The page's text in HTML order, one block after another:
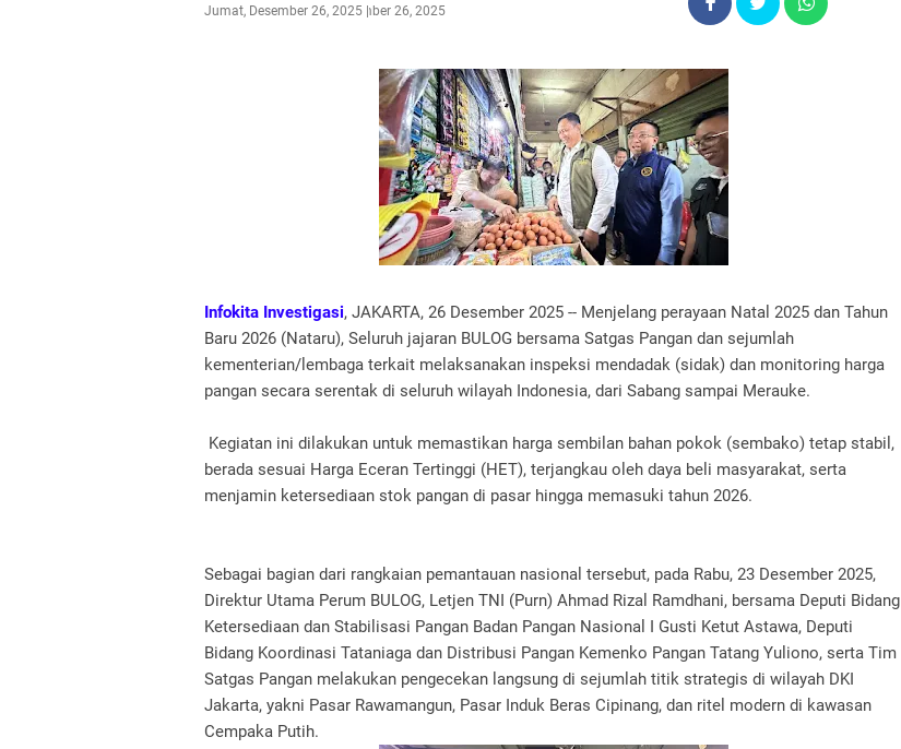
Jumat, Desember 26, 2025Desember 26, 2025
Infokita Investigasi, JAKARTA, 26 Desember 2025 -- Menjelang perayaan Natal 2025 dan Tahun
Baru 2026 (Nataru), Seluruh jajaran BULOG bersama Satgas Pangan dan sejumlah
kementerian/lembaga terkait melaksanakan inspeksi mendadak (sidak) dan monitoring harga
pangan secara serentak di seluruh wilayah Indonesia, dari Sabang sampai Merauke.
Kegiatan ini dilakukan untuk memastikan harga sembilan bahan pokok (sembako) tetap stabil,
berada sesuai Harga Eceran Tertinggi (HET), terjangkau oleh daya beli masyarakat, serta
menjamin ketersediaan stok pangan di pasar hingga memasuki tahun 2026.
Sebagai bagian dari rangkaian pemantauan nasional tersebut, pada Rabu, 23 Desember 2025,
Direktur Utama Perum BULOG, Letjen TNI (Purn) Ahmad Rizal Ramdhani, bersama Deputi Bidang
Ketersediaan dan Stabilisasi Pangan Badan Pangan Nasional I Gusti Ketut Astawa, Deputi
Bidang Koordinasi Tataniaga dan Distribusi Pangan Kemenko Pangan Tatang Yuliono, serta Tim
Satgas Pangan melakukan pengecekan langsung di sejumlah titik strategis di wilayah DKI
Jakarta, yakni Pasar Rawamangun, Pasar Induk Beras Cipinang, dan ritel modern di kawasan
Cempaka Putih.